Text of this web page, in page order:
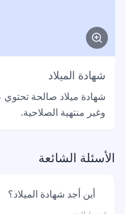
شهادة الميلاد
شهادة ميلاد صالحة
وغير منتهية الصلاحية.
الأسئلة الشائعة
أين أجد شهادة الميلاد؟